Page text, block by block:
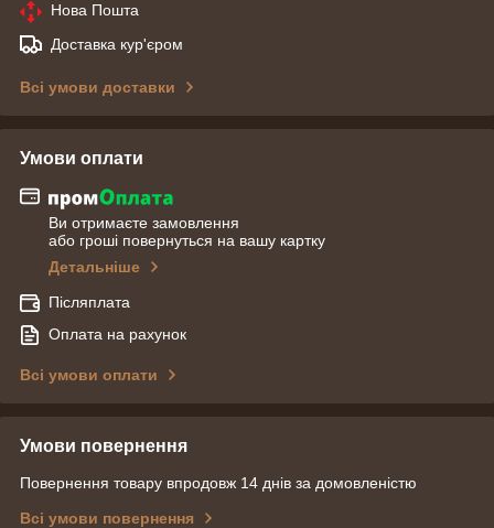
Нова Пошта
Доставка кур'єром
Всі умови доставки
Умови оплати
Ви отримаєте замовлення
або гроші повернуться на вашу картку
Детальніше
Післяплата
Оплата на рахунок
Всі умови оплати
Умови повернення
Повернення товару впродовж 14 днів за домовленістю
Всі умови повернення